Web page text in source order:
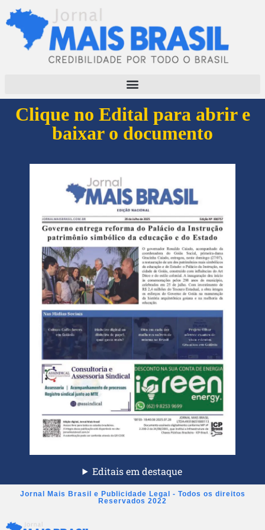
Clique no Edital para abrir e
baixar o documento
Editais em destaque
Jornal Mais Brasil e Publicidade Legal - Todos os direitos
Reservados 2022